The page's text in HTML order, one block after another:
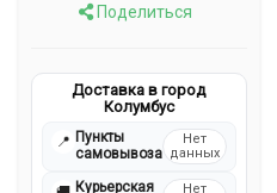
Поделиться
Доставка в город
Колумбус
📍 Пункты
самовывоза
Нет
данных
Курьерская
Нет